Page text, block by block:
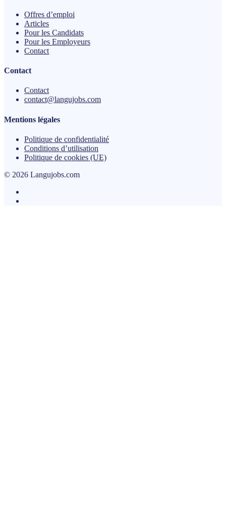
Offres d’emploi
Articles
Pour les Candidats
Pour les Employeurs
Contact
Contact
Contact
contact@langujobs.com
Mentions légales
Politique de confidentialité
Conditions d’utilisation
Politique de cookies (UE)
© 2026 Langujobs.com